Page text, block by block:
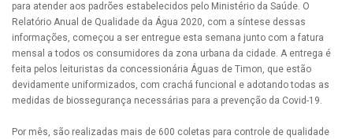
para atender aos padrões estabelecidos pelo Ministério da Saúde. O
Relatório Anual de Qualidade da Água 2020, com a síntese dessas
informações, começou a ser entregue esta semana junto com a fatura
mensal a todos os consumidores da zona urbana da cidade. A entrega é
feita pelos leituristas da concessionária Águas de Timon, que estão
devidamente uniformizados, com crachá funcional e adotando todas as
medidas de biossegurança necessárias para a prevenção da Covid-19.
Por mês, são realizadas mais de 600 coletas para controle de qualidade